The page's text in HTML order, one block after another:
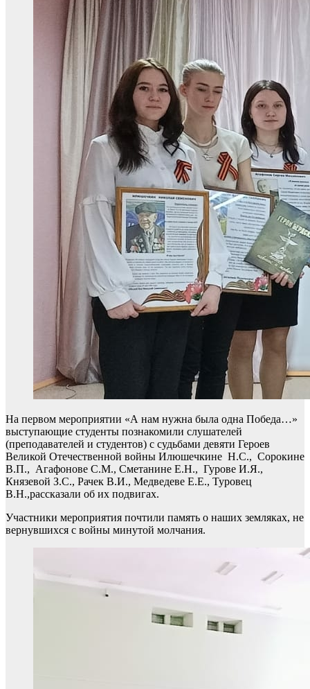
На первом мероприятии «А нам нужна была одна Победа…»
выступающие студенты познакомили слушателей
(преподавателей и студентов) с судьбами девяти Героев
Великой Отечественной войны Илюшечкине Н.С., Сорокине
В.П., Агафонове С.М., Сметанине Е.Н., Гурове И.Я.,
Князевой З.С., Рачек В.И., Медведеве Е.Е., Туровец
В.Н.,рассказали об их подвигах.
Участники мероприятия почтили память о наших земляках, не
вернувшихся с войны минутой молчания.